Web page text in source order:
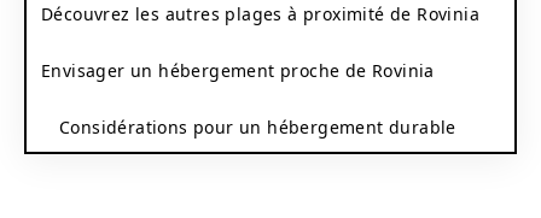
Découvrez les autres plages à proximité de Rovinia
Envisager un hébergement proche de Rovinia
Considérations pour un hébergement durable